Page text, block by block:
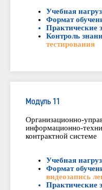
Учебная
Формат
Практические
Контроль
тестирования
Модуль 11
Организационно-
информационно-
контрактной системе
Учебная
Формат
видеозапись
Практические